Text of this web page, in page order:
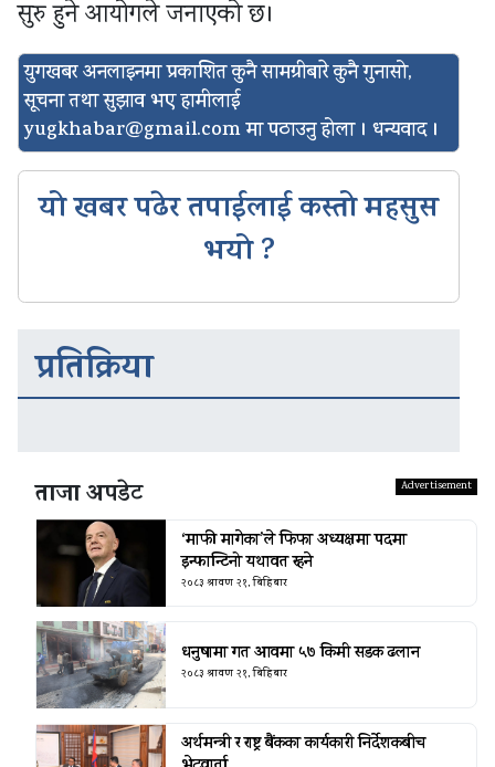
सुरु हुने आयोगले जनाएको छ।
युगखबर अनलाइनमा प्रकाशित कुनै सामग्रीबारे कुनै गुनासो,
सूचना तथा सुझाव भए हामीलाई
yugkhabar@gmail.comमा पठाउनु होला । धन्यवाद ।
यो खबर पढेर तपाईलाई कस्तो महसुस
भयो ?
प्रतिक्रिया
ताजा अपडेट
‘माफी मागेका’ले फिफा अध्यक्षमा पदमा
इन्फान्टिनो यथावत रहने
२०८३ श्रावण २१, बिहिबार
धनुषामा गत आवमा ५७ किमी सडक ढलान
२०८३ श्रावण २१, बिहिबार
अर्थमन्त्री र राष्ट्र बैंकका कार्यकारी निर्देशकबीच